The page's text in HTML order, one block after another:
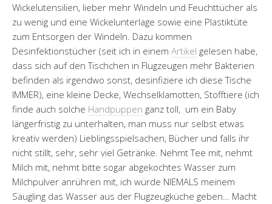
Wickelutensilien, lieber mehr Windeln und Feuchttücher als
zu wenig und eine Wickelunterlage sowie eine Plastiktüte
zum Entsorgen der Windeln. Dazu kommen
Desinfektionstücher (seit ich in einem Artikel gelesen habe,
dass sich auf den Tischchen in Flugzeugen mehr Bakterien
befinden als irgendwo sonst, desinfiziere ich diese Tische
IMMER), eine kleine Decke, Wechselklamotten, Stofftiere (ich
finde auch solche Handpuppen ganz toll, um ein Baby
längerfristig zu unterhalten, man muss nur selbst etwas
kreativ werden) Lieblingsspielsachen, Bücher und falls ihr
nicht stillt, sehr, sehr viel Getränke. Nehmt Tee mit, nehmt
Milch mit, nehmt bitte sogar abgekochtes Wasser zum
Milchpulver anrühren mit, ich würde NIEMALS meinem
Säugling das Wasser aus der Flugzeugküche geben… Macht